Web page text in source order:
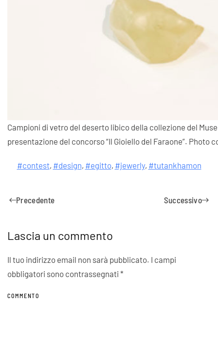
Campioni di vetro del deserto libico della collezione del
presentazione del concorso “Il Gioiello del Faraone”. Photo
#contest, #design, #egitto, #jewerly, #tutankhamon
Precedente Successivo
Lascia un commento
Il tuo indirizzo email non sarà pubblicato. I campi
obbligatori sono contrassegnati *
COMMENTO